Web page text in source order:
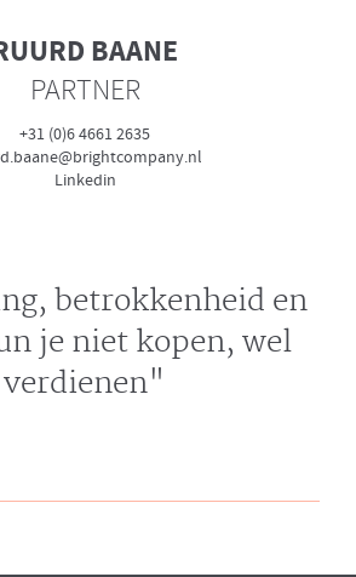
BAANE
PARTNER
+31 (0)6 4661 2635
Linkedin
betrokkenheid en
je niet kopen, wel
verdienen"